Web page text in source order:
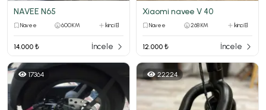
NAVEE N65
Navee 600 KM İkinci El
14.000 ₺ İncele
Xiaomi navee V 40
Navee 268 KM İkinci El
12.000 ₺ İncele
17364 22224